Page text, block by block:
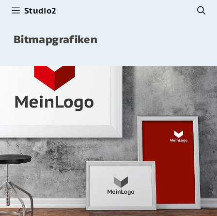
springen
Studio2
Bitmapgrafiken